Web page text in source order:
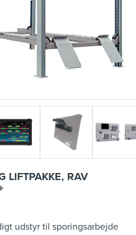
LIFTPAKKE, RAV
udstyr til sporingsarbejde